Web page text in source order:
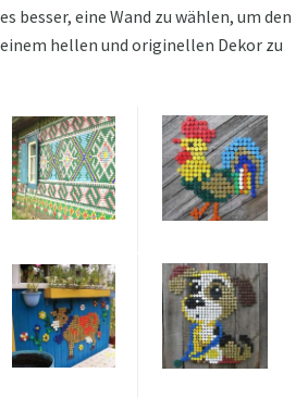
besser, eine Wand zu wählen, um den
hellen und originellen Dekor zu